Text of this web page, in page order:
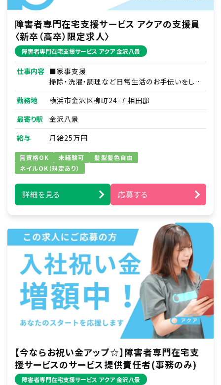
障害者専門在宅支援サービス アクアの支援員
〈新卒（高卒）限定求人〉
障害者専門在宅支援サービス アクア 金沢八景
仕事内容 ■家事支援
掃除・洗濯・調理など日常生活のお手伝いをしま
す。
例）日用品の買い物代行／薬の受け取りの代行
など
■移動支援
通勤通学・サークル活動や趣味への同伴などを
行います。
例）ズーラシア見学／アイドルコンサートへの同
伴など
■身体介護支援
起床から就寝の間で介助及び、ご自宅での自立
例）食事・入浴・排せつ介助・着替え・洗顔・歯磨
きなどの生活動作のサポートなど
※重度の肢体不自由者へのサポート含む（資格
保有者）
入社時点で介護に関する知識・資格は必要あり
ません！
訪問は先輩との同行訪問することからスタート！
研修や現場での経験を重ねて、徐々にお一人で
訪問することを目指していただきます。
勤務地
横浜市金沢区柳町24-7 相田邸
最寄り駅
金沢八景
給与
月給25万円
無資格OK 未経験可
髪型髪色自由
ネイルOK（規定あり）
詳細を見る 応募する
【今ならお祝い金アップ☆】障害者専門在宅支
援サービスのサービス提供責任者(事務のみ)
障害者専門在宅支援サービス アクア 金沢八景